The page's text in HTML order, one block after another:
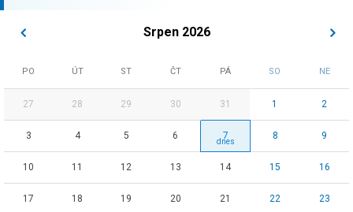
Srpen 2026
PO ÚT ST ČT PÁ SO NE
27 28 29 30 31 1 2
3 4 5 6 7 8 9
10 11 12 13 14 15 16
17 18 19 20 21 22 23